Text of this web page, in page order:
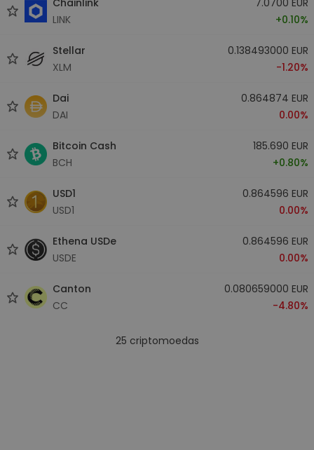
LINK
+0.10%
Stellar
XLM
0.138493000 EUR
-1.20%
Dai
DAI
0.864874 EUR
0.00%
Bitcoin Cash
BCH
185.690 EUR
+0.80%
USD1
USD1
0.864596 EUR
0.00%
Ethena USDe
USDE
0.864596 EUR
0.00%
Canton
CC
0.080659000 EUR
-4.80%
25 criptomoedas